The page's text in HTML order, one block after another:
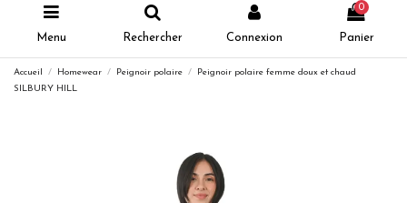
Menu Rechercher Connexion
0
Panier
Accueil Homewear Peignoir polaire
Peignoir polaire femme doux et chaud
SILBURY HILL